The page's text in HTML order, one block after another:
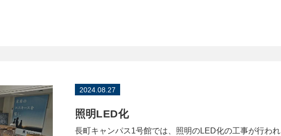
2024.08.27
照明LED化
長町キャンパス1号館では、照明のLED化の工事が行われ